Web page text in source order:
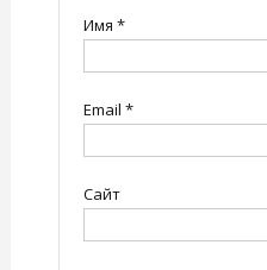
Имя *
Email *
Сайт